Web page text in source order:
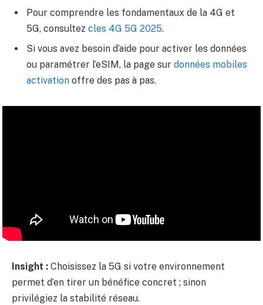
Pour comprendre les fondamentaux de la 4G et
5G, consultez cles 4G 5G 2025.
Si vous avez besoin d’aide pour activer les données
ou paramétrer l’eSIM, la page sur données mobiles
activation offre des pas à pas.
Insight : Choisissez la 5G si votre environnement
permet d’en tirer un bénéfice concret ; sinon
privilégiez la stabilité réseau.